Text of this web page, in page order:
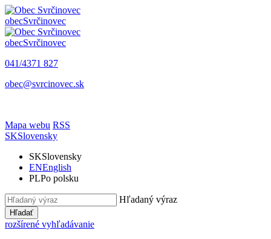
obecSvrčinovec
obecSvrčinovec
041/4371 827
obec@svrcinovec.sk
Mapa webu RSS
SKSlovensky
SKSlovensky
ENEnglish
PLPo polsku
Hľadaný výraz
Hľadať
rozšírené vyhľadávanie